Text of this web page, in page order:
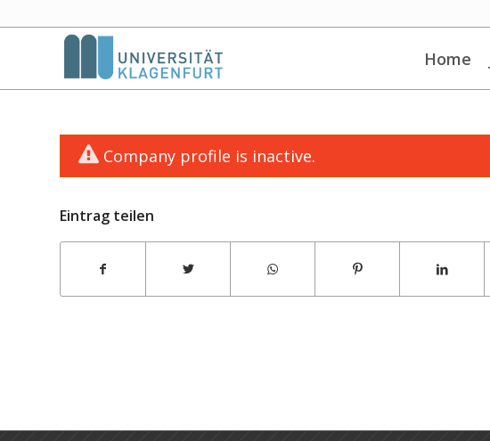
Home
Company profile is inactive.
Eintrag teilen